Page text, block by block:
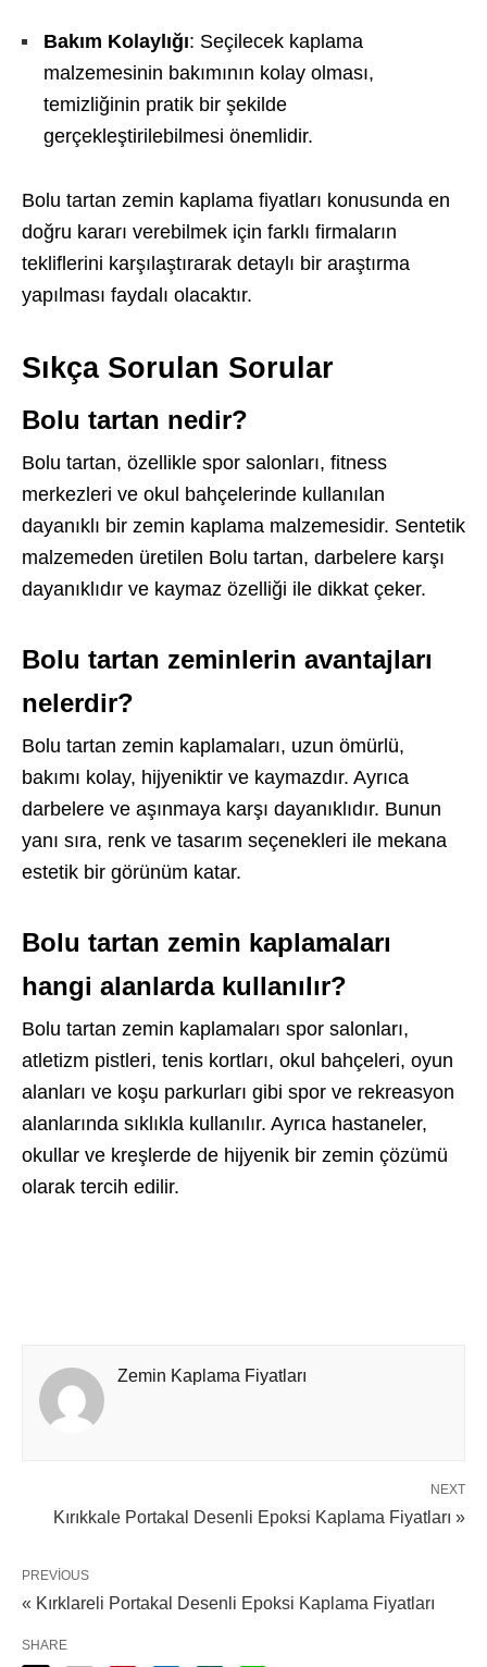
Bakım Kolaylığı: Seçilecek kaplama
malzemesinin bakımının kolay olması,
temizliğinin pratik bir şekilde
gerçekleştirilebilmesi önemlidir.
Bolu tartan zemin kaplama fiyatları konusunda en
doğru kararı verebilmek için farklı firmaların
tekliflerini karşılaştırarak detaylı bir araştırma
yapılması faydalı olacaktır.
Sıkça Sorulan Sorular
Bolu tartan nedir?
Bolu tartan, özellikle spor salonları, fitness
merkezleri ve okul bahçelerinde kullanılan
dayanıklı bir zemin kaplama malzemesidir. Sentetik
malzemeden üretilen Bolu tartan, darbelere karşı
dayanıklıdır ve kaymaz özelliği ile dikkat çeker.
Bolu tartan zeminlerin avantajları
nelerdir?
Bolu tartan zemin kaplamaları, uzun ömürlü,
bakımı kolay, hijyeniktir ve kaymazdır. Ayrıca
darbelere ve aşınmaya karşı dayanıklıdır. Bunun
yanı sıra, renk ve tasarım seçenekleri ile mekana
estetik bir görünüm katar.
Bolu tartan zemin kaplamaları
hangi alanlarda kullanılır?
Bolu tartan zemin kaplamaları spor salonları,
atletizm pistleri, tenis kortları, okul bahçeleri, oyun
alanları ve koşu parkurları gibi spor ve rekreasyon
alanlarında sıklıkla kullanılır. Ayrıca hastaneler,
okullar ve kreşlerde de hijyenik bir zemin çözümü
olarak tercih edilir.
Zemin Kaplama Fiyatları
NEXT
Kırıkkale Portakal Desenli Epoksi Kaplama Fiyatları »
PREVIOUS
« Kırklareli Portakal Desenli Epoksi Kaplama Fiyatları
SHARE